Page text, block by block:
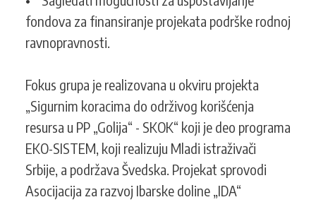
fondova za finansiranje projekata podrške rodnoj
ravnopravnosti.
Fokus grupa je realizovana u okviru projekta
„Sigurnim koracima do održivog korišćenja
resursa u PP „Golija“ - SKOK“ koji je deo programa
EKO-SISTEM, koji realizuju Mladi istraživači
Srbije, a podržava Švedska. Projekat sprovodi
Asocijacija za razvoj Ibarske doline „IDA“